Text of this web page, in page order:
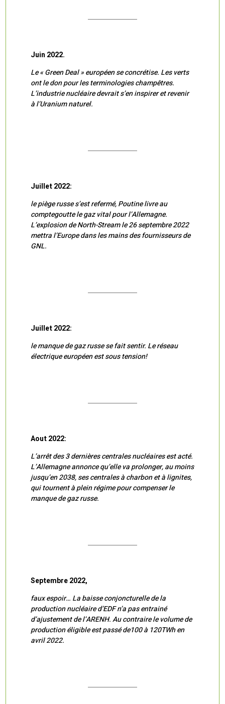
Juin 2022.
Le « Green Deal » européen se concrétise. Les verts
ont le don pour les terminologies champêtres.
L’industrie nucléaire devrait s’en inspirer et revenir
à l’Uranium naturel.
Juillet 2022:
le piège russe s’est refermé, Poutine livre au
comptegoutte le gaz vital pour l’Allemagne.
L’explosion de North-Stream le 26 septembre 2022
mettra l’Europe dans les mains des fournisseurs de
GNL.
Juillet 2022:
le manque de gaz russe se fait sentir. Le réseau
électrique européen est sous tension!
Aout 2022:
L’arrêt des 3 dernières centrales nucléaires est acté.
L’Allemagne annonce qu’elle va prolonger, au moins
jusqu’en 2038, ses centrales à charbon et à lignites,
qui tournent à plein régime pour compenser le
manque de gaz russe.
Septembre 2022,
faux espoir… La baisse conjoncturelle de la
production nucléaire d’EDF n’a pas entrainé
d’ajustement de l’ARENH. Au contraire le volume de
production éligible est passé de100 à 120TWh en
avril 2022.